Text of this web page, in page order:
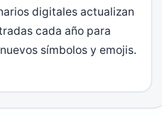
digitales actualizan
cada año para
símbolos y emojis.